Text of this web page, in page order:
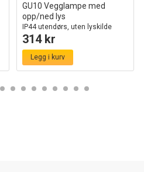
GU10 Vegglampe med
opp/ned lys
IP44 utendørs, uten lyskilde
314 kr
Legg i kurv